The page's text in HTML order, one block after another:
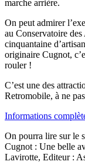
marche arrière.
On peut admirer
au Conservatoire
cinquantaine
originaire Cugnot,
rouler !
C’est une des
Retromobile, à ne
Informations
On pourra lire sur le
Cugnot : Une belle
Lavirotte, Editeur :